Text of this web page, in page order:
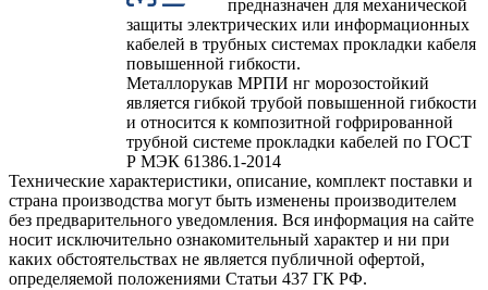
предназначен для механической
защиты электрических или информационных
кабелей в трубных системах прокладки кабеля
повышенной гибкости.
Металлорукав МРПИ нг морозостойкий
является гибкой трубой повышенной гибкости
и относится к композитной гофрированной
трубной системе прокладки кабелей по ГОСТ
Р МЭК 61386.1-2014
Технические характеристики, описание, комплект поставки и
страна производства могут быть изменены производителем
без предварительного уведомления. Вся информация на сайте
носит исключительно ознакомительный характер и ни при
каких обстоятельствах не является публичной офертой,
определяемой положениями Статьи 437 ГК РФ.